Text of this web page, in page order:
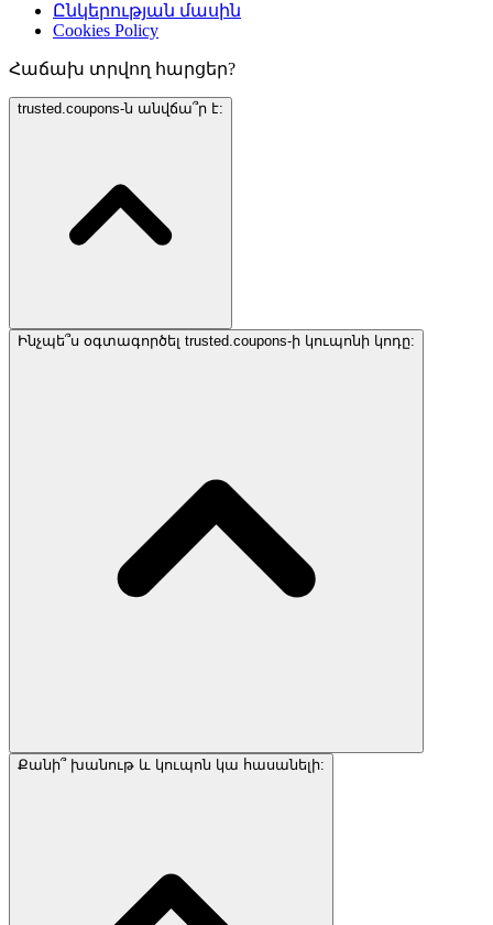
Ընկերության մասին
Cookies Policy
Հաճախ տրվող հարցեր?
trusted.coupons-ն անվճա՞ր է:
Ինչպե՞ս օգտագործել trusted.coupons-ի կուպոնի կոդը:
Քանի՞ խանութ և կուպոն կա հասանելի: